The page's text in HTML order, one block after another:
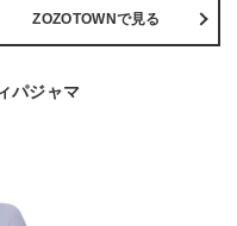
ZOZOTOWNで見る
パジャマ